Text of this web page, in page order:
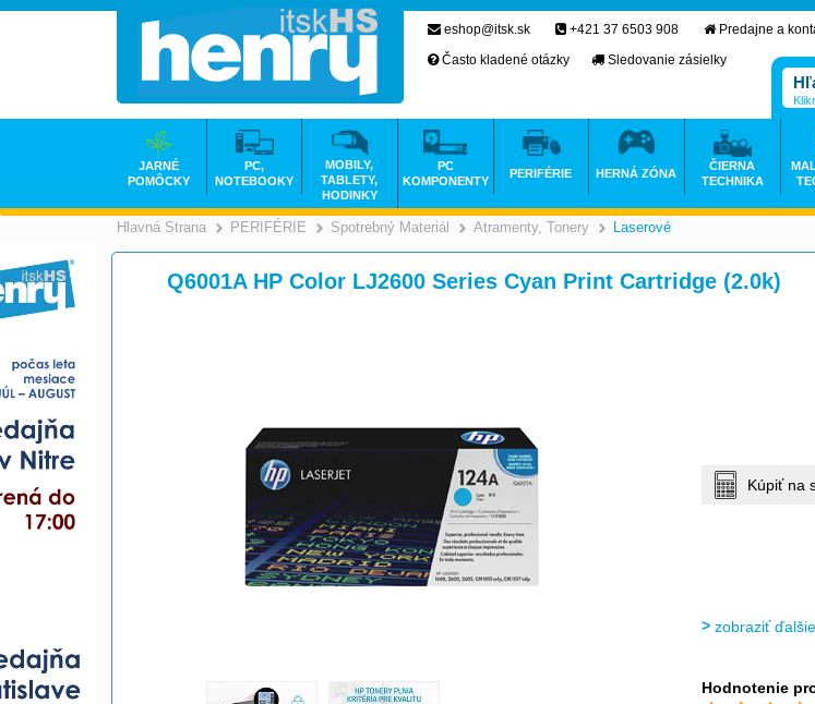
Hlavná Strana >
PERIFÉRIE >
Spotrebný Materiál >
Atramenty, Tonery >
Laserové
Q6001A HP Color LJ2600 Series Cyan Print Cartridge (2.0k)
Kúpiť na
zobraziť
Hodnotenie
eshop@itsk.sk +421 37 6503 908
Predajne a
Často kladené otázky
Sledovanie zásielky
JARNÉ
POMÔCKY
PC,
NOTEBOOKY
MOBILY,
TABLETY,
HODINKY
PC
KOMPONENTY
PERIFÉRIE HERNÁ ZÓNA
ČIERNA
TECHNIKA